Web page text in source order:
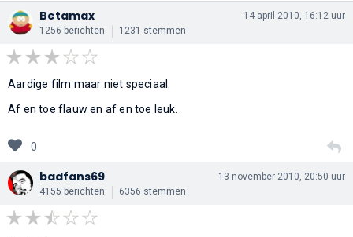
Betamax
1256 berichten 1231 stemmen
14 april 2010, 16:12 uur
Aardige film maar niet speciaal.
Af en toe flauw en af en toe leuk.
0
badfans69
4155 berichten 6356 stemmen
13 november 2010, 20:50 uur